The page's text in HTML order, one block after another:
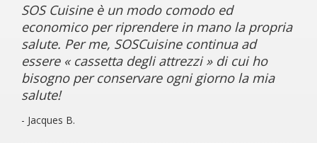
SOS Cuisine è un modo comodo ed
economico per riprendere in mano la propria
salute. Per me, SOSCuisine continua ad
essere « cassetta degli attrezzi » di cui ho
bisogno per conservare ogni giorno la mia
salute!
- Jacques B.